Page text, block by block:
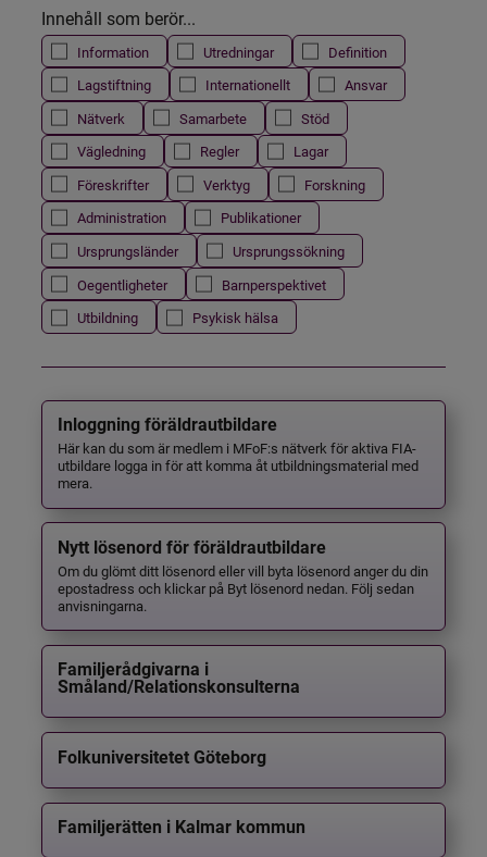
Innehåll som berör...
Information Utredningar
Definition
Lagstiftning
Internationellt
Ansvar
Nätverk
Samarbete
Stöd
Vägledning
Regler
Lagar
Föreskrifter
Verktyg
Forskning
Administration
Publikationer
Ursprungsländer
Ursprungssökning
Oegentligheter
Barnperspektivet
Utbildning
Psykisk hälsa
Inloggning föräldrautbildare
Här kan du som är medlem i MFoF:s nätverk för aktiva FIA-
utbildare logga in för att komma åt utbildningsmaterial med
mera.
Nytt lösenord för föräldrautbildare
Om du glömt ditt lösenord eller vill byta lösenord anger du din
epostadress och klickar på Byt lösenord nedan. Följ sedan
anvisningarna.
Familjerådgivarna i
Småland/Relationskonsulterna
Folkuniversitetet Göteborg
Familjerätten i Kalmar kommun